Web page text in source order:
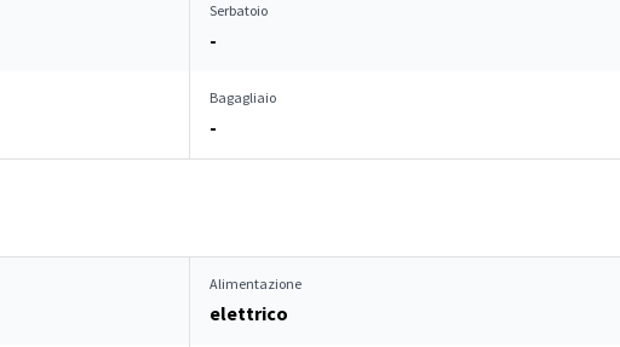
Serbatoio
-
Bagagliaio
-
Alimentazione
elettrico